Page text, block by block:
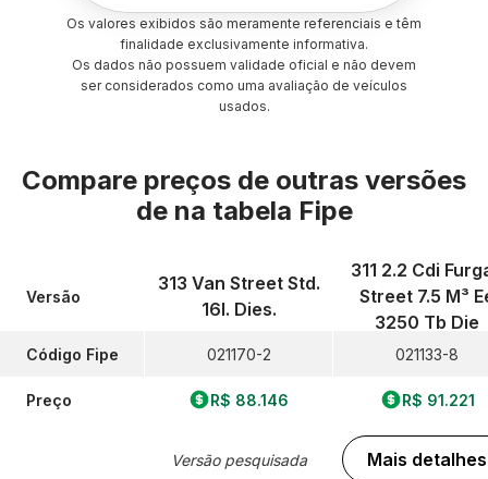
Os valores exibidos são meramente referenciais e têm
finalidade exclusivamente informativa.
Os dados não possuem validade oficial e não devem
ser considerados como uma avaliação de veículos
usados.
Compare preços de outras versões
de na tabela Fipe
Versão
Código Fipe
Preço
313 Van Street Std.
16l. Dies.
021170-2
R$ 88.146
Versão pesquisada
311 2.2 Cdi
Street 7.5 M³
3250 Tb Die
021133-8
R$ 91.221
Mais detalhes